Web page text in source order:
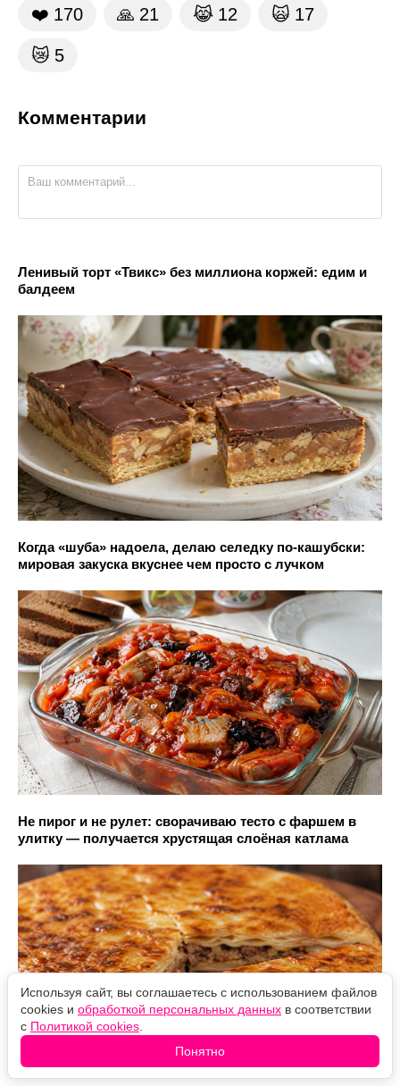
❤️ 170 🙏 21 😹 12 🙀 17
😿 5
Комментарии
Ленивый торт «Твикс» без миллиона коржей: едим и
балдеем
Когда «шуба» надоела, делаю селедку по-кашубски:
мировая закуска вкуснее чем просто с лучком
Не пирог и не рулет: сворачиваю тесто с фаршем в
улитку — получается хрустящая слоёная катлама
Используя сайт, вы соглашаетесь с использованием файлов
cookies и обработкой персональных данных в соответствии
с Политикой cookies
Понятно